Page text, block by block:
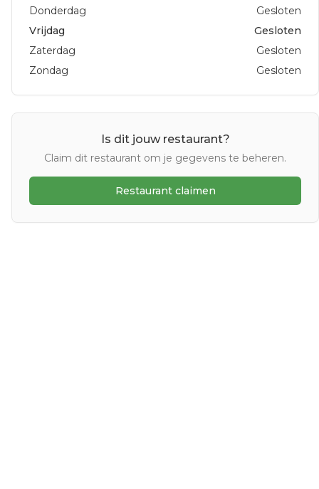
Donderdag
Gesloten
Vrijdag
Gesloten
Zaterdag
Gesloten
Zondag
Gesloten
Is dit jouw restaurant?
Claim dit restaurant om je gegevens te beheren.
Restaurant claimen